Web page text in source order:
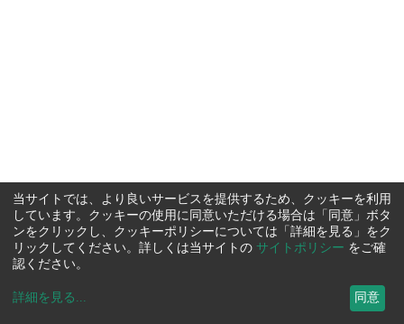
当サイトでは、より良いサービスを提供するため、クッキーを利用
しています。クッキーの使用に同意いただける場合は「同意」ボタ
ンをクリックし、クッキーポリシーについては「詳細を見る」をク
リックしてください。詳しくは当サイトの サイトポリシー をご確
認ください。
詳細を見る ... 同意